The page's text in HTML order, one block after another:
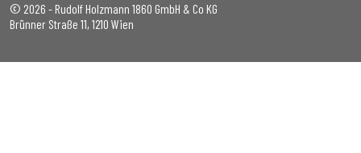
© 2026 - Rudolf Holzmann 1860 GmbH & Co KG
Brünner Straße 11, 1210 Wien